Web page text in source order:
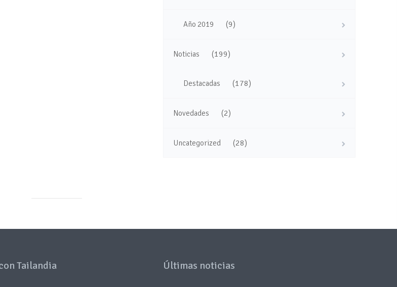
Año 2019 (9)
Noticias (199)
Destacadas (178)
Novedades (2)
Uncategorized (28)
Tailandia Últimas noticias